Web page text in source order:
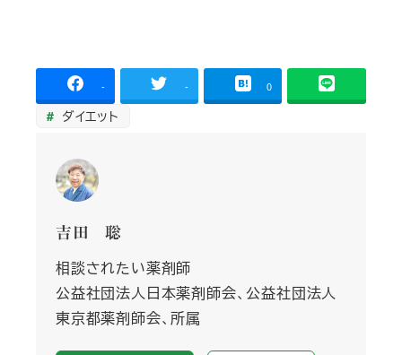
- - 0
ダイエット
吉田 聡
相談されたい薬剤師
公益社団法人日本薬剤師会、公益社団法人
東京都薬剤師会、所属